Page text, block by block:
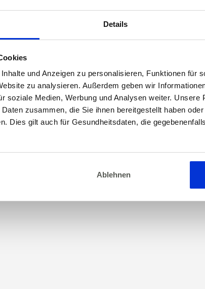
Details
und Anzeigen zu personalisieren, Funktionen für
zu analysieren. Außerdem geben wir
soziale Medien, Werbung und Analysen weiter. Unsere
zusammen, die Sie ihnen bereitgestellt haben
Dies gilt auch für Gesundheitsdaten, die
Ablehnen